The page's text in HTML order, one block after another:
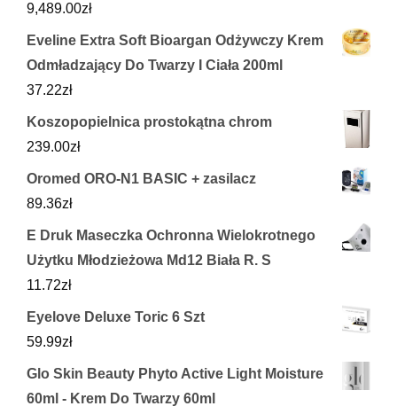
9,489.00zł
Eveline Extra Soft Bioargan Odżywczy Krem
Odmładzający Do Twarzy I Ciała 200ml
37.22zł
Koszopopielnica prostokątna chrom
239.00zł
Oromed ORO-N1 BASIC + zasilacz
89.36zł
E Druk Maseczka Ochronna Wielokrotnego
Użytku Młodzieżowa Md12 Biała R. S
11.72zł
Eyelove Deluxe Toric 6 Szt
59.99zł
Glo Skin Beauty Phyto Active Light Moisture
60ml - Krem Do Twarzy 60ml